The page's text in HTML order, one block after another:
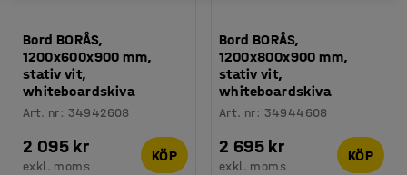
Bord BORÅS,
1200x600x900 mm,
stativ vit,
whiteboardskiva
Art. nr: 34942608
2 095 kr
exkl. moms
KÖP
Bord BORÅS,
1200x800x900 mm,
stativ vit,
whiteboardskiva
Art. nr: 34944608
2 695 kr
exkl. moms
KÖP